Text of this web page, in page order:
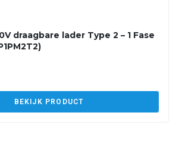
draagbare lader Type 2 – 1 Fase
BEKIJK PRODUCT